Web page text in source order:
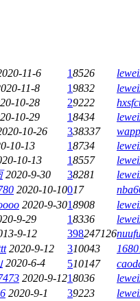
11-6 18526
11-8 19832
10-28 29222
10-29 18434
10-26 338337
10-13 18734
10-13 18557
2020-9-30 38281
2020-10-10017
2020-9-3018908
9-29 18336
9-12 398247126
2020-9-12 310043
2020-6-4 510147
2020-9-1218036
2020-9-1 39223